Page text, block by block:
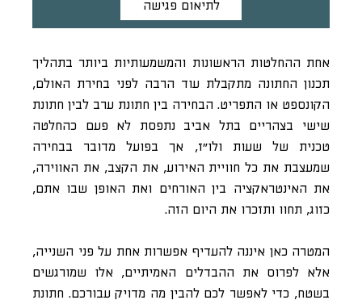
לתיאום פגישה
אחת ההחלטות הראשונות והמשמעותיות ביותר בתהליך
תכנון החתונה מתקבלת עוד הרבה לפני בחירת האולם,
הקונספט או התפריט. הבחירה בין חתונת ערב לבין חתונת
שישי בצהריים בתל אביב נתפסת לא פעם כהחלטה
טכנית של שעות ולו״ז, אך בפועל מדובר בבחירה
שמעצבת את כל חוויית האירוע, את הקצב, את האווירה,
את האינטראקציה בין האורחים ואת האופן שבו אתם,
כזוג, תחוו ותזכרו את היום הזה.
המטרה כאן איננה להעדיף אפשרות אחת על פני השנייה,
אלא לפרוס את ההבדלים האמיתיים, אלו שמורגשים
בשטח, כדי לאפשר לכם להבין מה מדויק עבורכם. חתונת